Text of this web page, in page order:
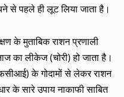
से पहले ही लूट लिया जाता है।
के मुताबिक राशन प्रणाली
का लीकेज (चोरी) हो जाता है।
के गोदामों से लेकर राशन
के सारे उपाय नाकाफी साबित